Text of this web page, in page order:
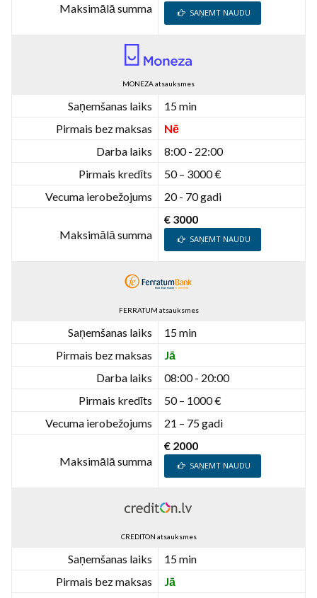
Maksimālā summa SAŅEMT NAUDU
MONEZA atsauksmes
Saņemšanas laiks
15 min
Pirmais bez maksas
Nē
Darba laiks
8:00 - 22:00
Pirmais kredīts
50 – 3000 €
Vecuma ierobežojums
20 - 70 gadi
Maksimālā summa
€ 3000
SAŅEMT NAUDU
FERRATUM atsauksmes
Saņemšanas laiks
15 min
Pirmais bez maksas
Jā
Darba laiks
08:00 - 20:00
Pirmais kredīts
50 – 1000 €
Vecuma ierobežojums
21 – 75 gadi
Maksimālā summa
€ 2000
SAŅEMT NAUDU
CREDITON atsauksmes
Saņemšanas laiks
15 min
Pirmais bez maksas
Jā